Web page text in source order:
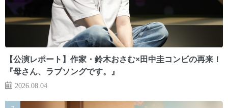
【公演レポート】作家・鈴木おさむ×田中圭コンビの再来！
『母さん、ラブソングです。』
2026.08.04